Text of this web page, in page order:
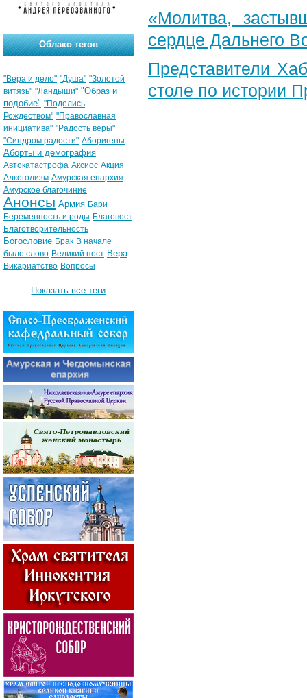
«Молитва,
сердце Дальнего
Представители
столе по истории
Облако тегов
"Вера и дело" "Душа" "Золотой
витязь" "Ландыши" "Образ и
подобие" "Поделись
Рождеством" "Православная
инициатива" "Радость веры"
"Синдром радости" Аборигены
Аборты и демография
Автокатастрофа Аксиос Акция
Алкоголизм Амурская епархия
Амурское благочиние
Анонсы Армия Бари
Беременность и роды Благовест
Благотворительность
Богословие Брак В начале
было слово Великий пост Вера
Викариатство Вопросы
Показать все теги